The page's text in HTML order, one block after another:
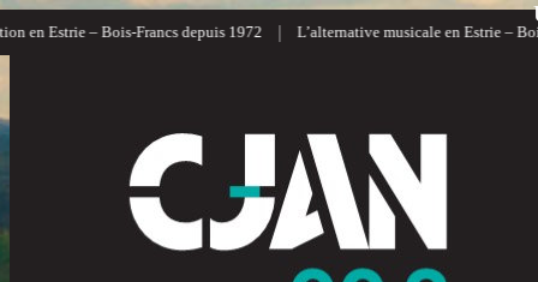
en Estrie – Bois-Francs depuis 1972 L’alternative musicale en Estrie –